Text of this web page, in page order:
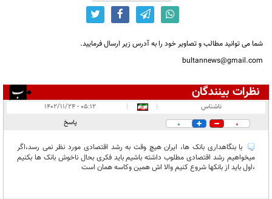
شما می توانید مطالب و تصاویر خود را به آدرس زیر ارسال فرمایید.
bultannews@gmail.com
نظرات بینندگان
در انتظار بررسی:
ناشناس |
|
۰۵:۱۲ - ۱۴۰۲/۱۱/۲۴
0
0 پاسخ
با بنگاهداری بانک ها، ایران هیچ وقت به رشد اقتصادی مورد نظر نمی رسد،اگر
میخواهیم رشد اقتصادی مطلوب داشته باشیم باید فکری بحال ناخوش بانک ها بکنیم
،اول باید از بانکها شروع کنیم والا اش همین وکاسه همان است